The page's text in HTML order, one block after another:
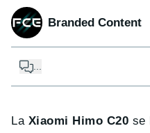
Branded Content
...
La Xiaomi Himo C20 se